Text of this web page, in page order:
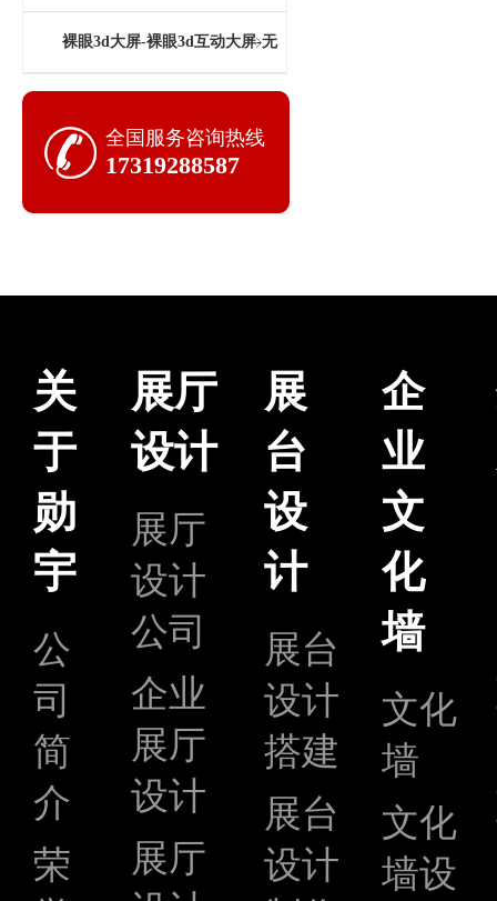
裸眼3d大屏-裸眼3d互动大屏-无
全国服务咨询热线
17319288587
关
于
勋
宇
公
司
简
介
荣
展厅
设计
展厅
设计
公司
企业
展厅
设计
展厅
展
台
设
计
展台
设计
搭建
展台
设计
企
业
文
化
墙
文化
墙
文化
墙设